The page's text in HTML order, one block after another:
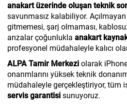
anakart üzerinde oluşan teknik
savunmasız kalabiliyor.
gitmemesi, şarj olmaması,
arızalar çoğunlukla anakart
profesyonel müdahaleyle kalıcı
ALPA Tamir Merkezi olarak
onarımlarını yüksek teknik
müdahaleyle gerçekleştiriyor, tüm
servis garantisi sunuyoruz.